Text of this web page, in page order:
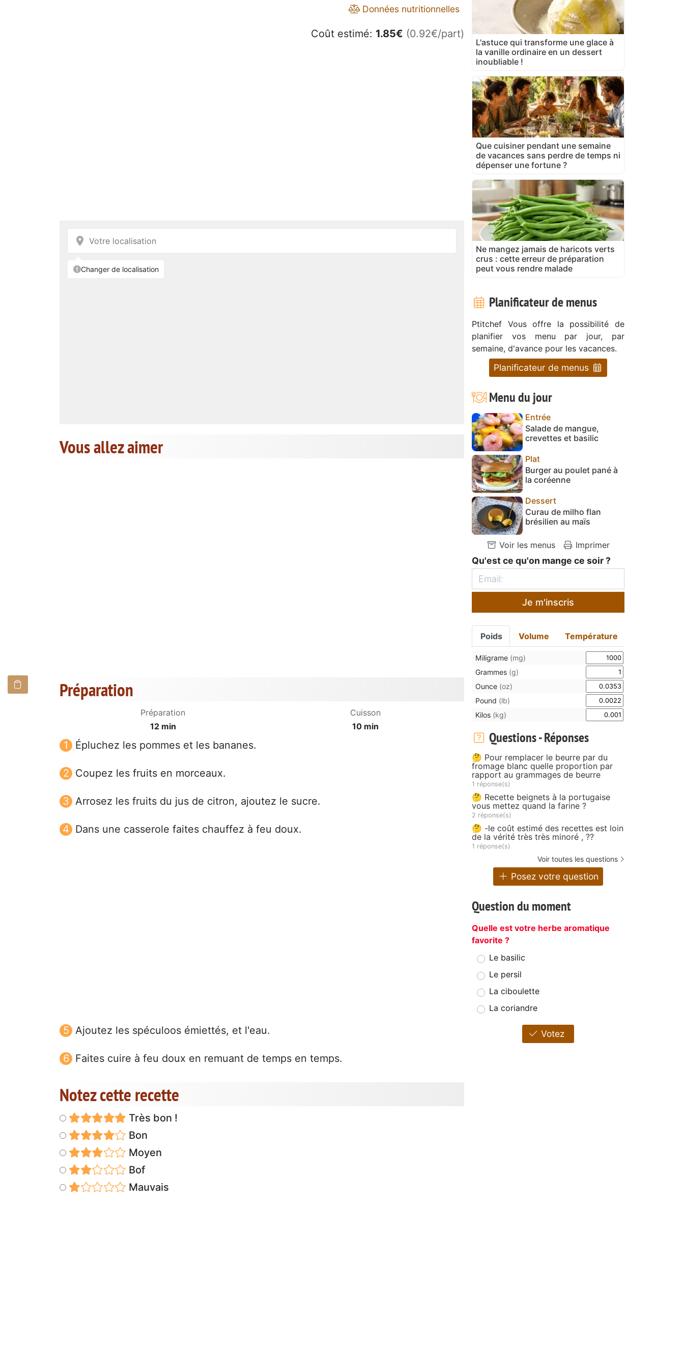
Données nutritionnelles
Coût estimé: 1.85€ (0.92€/part)
Vous allez aimer
Préparation
Préparation
12 min
Cuisson
10 min
Épluchez les pommes et les bananes.
Coupez les fruits en morceaux.
Arrosez les fruits du jus de citron, ajoutez le sucre.
Dans une casserole faites chauffez à feu doux.
Ajoutez les spéculoos émiettés, et l'eau.
Faites cuire à feu doux en remuant de temps en temps.
Notez cette recette
Très bon !
Bon
Moyen
Bof
Mauvais
L'astuce qui transforme une glace à
la vanille ordinaire en un dessert
inoubliable !
Que cuisiner pendant une semaine
de vacances sans perdre de temps ni
dépenser une fortune ?
Ne mangez jamais de haricots verts
crus : cette erreur de préparation
peut vous rendre malade
Planificateur de menus
Ptitchef Vous offre la possibilité de
planifier vos menu par jour, par
semaine, d'avance pour les vacances.
Planificateur de menus
Menu du jour
Entrée
Salade de mangue,
crevettes et basilic
Plat
Burger au poulet pané à
la coréenne
Dessert
Curau de milho flan
brésilien au maïs
Voir les menus Imprimer
Qu'est ce qu'on mange ce soir ?
Je m'inscris
Poids Volume Température
Miligrame (mg)
Grammes (g)
Ounce (oz)
Pound (lb)
Kilos (kg)
Questions - Réponses
🤔 Pour remplacer le beurre par du
fromage blanc quelle proportion par
rapport au grammages de beurre
1 réponse(s)
🤔 Recette beignets à la portugaise
vous mettez quand la farine ?
2 réponse(s)
🤔 -le coût estimé des recettes est loin
de la vérité très très minoré , ??
1 réponse(s)
Voir toutes les questions
Posez votre question
Question du moment
Quelle est votre herbe aromatique
favorite ?
Le basilic
Le persil
La ciboulette
La coriandre
Votez